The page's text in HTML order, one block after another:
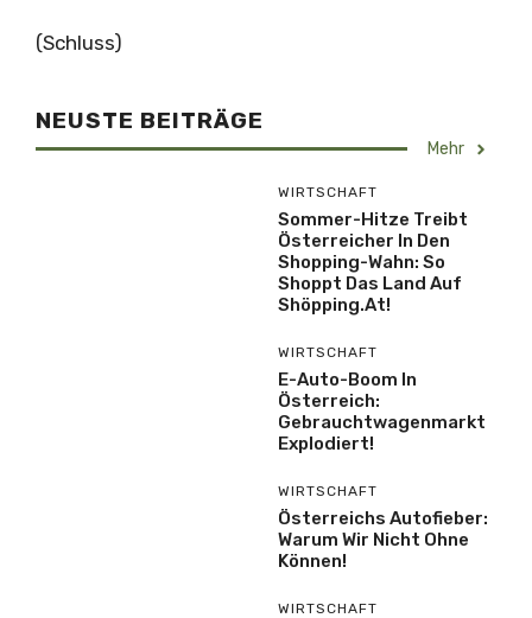
(Schluss)
NEUSTE BEITRÄGE
Mehr
WIRTSCHAFT
Sommer-Hitze Treibt
Österreicher In Den
Shopping-Wahn: So
Shoppt Das Land Auf
Shöpping.at!
WIRTSCHAFT
E-Auto-Boom In
Österreich:
Gebrauchtwagenmarkt
Explodiert!
WIRTSCHAFT
Österreichs Autofieber:
Warum Wir Nicht Ohne
Können!
WIRTSCHAFT